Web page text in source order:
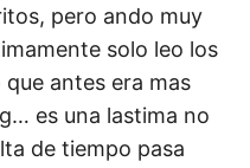
pero ando muy
solo leo los
antes era mas
es una lastima no
de tiempo pasa